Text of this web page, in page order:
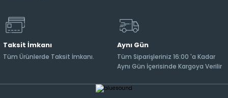
Taksit İmkanı
Tüm Ürünlerde Taksit İmkanı.
Aynı Gün
Tüm Siparişleriniz 16:00 'a Kadar
Aynı Gün İçerisinde Kargoya Verilir